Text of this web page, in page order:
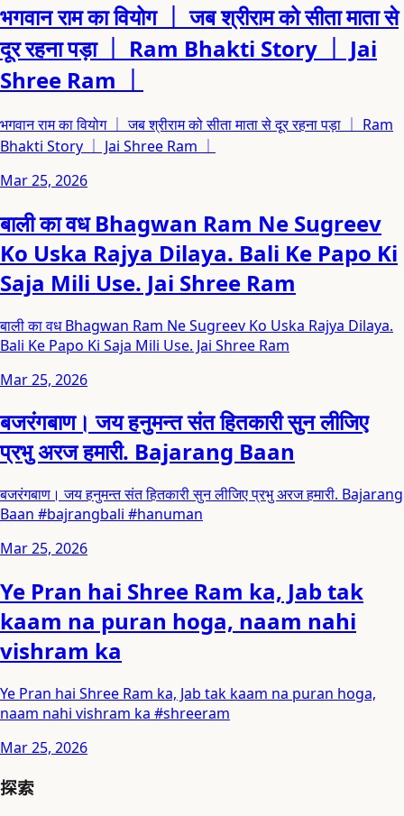
भगवान राम का वियोग ｜ जब श्रीराम को सीता माता से
दूर रहना पड़ा ｜ Ram Bhakti Story ｜ Jai
Shree Ram ｜
भगवान राम का वियोग ｜ जब श्रीराम को सीता माता से दूर रहना पड़ा ｜ Ram
Bhakti Story ｜ Jai Shree Ram ｜
Mar 25, 2026
बाली का वध Bhagwan Ram Ne Sugreev
Ko Uska Rajya Dilaya. Bali Ke Papo Ki
Saja Mili Use. Jai Shree Ram
बाली का वध Bhagwan Ram Ne Sugreev Ko Uska Rajya Dilaya.
Bali Ke Papo Ki Saja Mili Use. Jai Shree Ram
Mar 25, 2026
बजरंगबाण। जय हनुमन्त संत हितकारी सुन लीजिए
प्रभु अरज हमारी. Bajarang Baan
बजरंगबाण। जय हनुमन्त संत हितकारी सुन लीजिए प्रभु अरज हमारी. Bajarang
Baan #bajrangbali #hanuman
Mar 25, 2026
Ye Pran hai Shree Ram ka, Jab tak
kaam na puran hoga, naam nahi
vishram ka
Ye Pran hai Shree Ram ka, Jab tak kaam na puran hoga,
naam nahi vishram ka #shreeram
Mar 25, 2026
探索